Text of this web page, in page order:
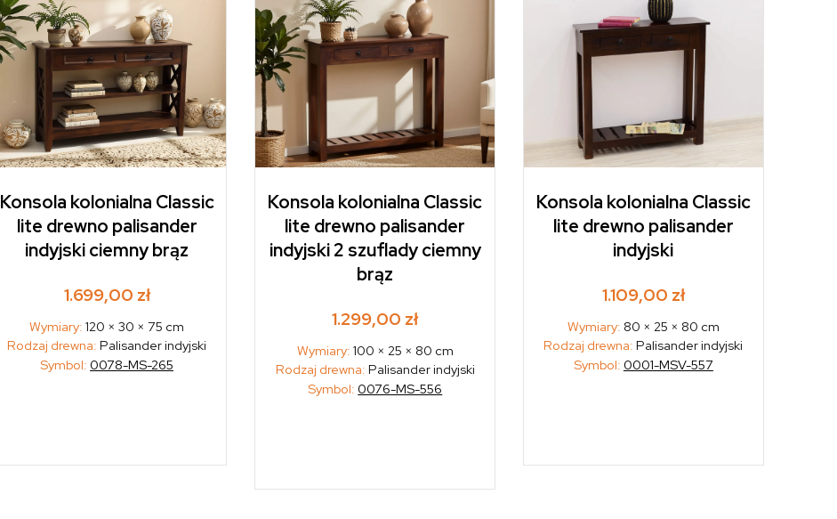
Konsola kolonialna Classic
lite drewno palisander
indyjski ciemny brąz
1.699,00 zł
Wymiary:120 × 30 × 75 cm
Rodzaj drewna: Palisander indyjski
Symbol: 0078-MS-265
Konsola kolonialna Classic
lite drewno palisander
indyjski 2 szuflady ciemny
brąz
1.299,00 zł
Wymiary: 100 × 25 × 80 cm
Rodzaj drewna: Palisander indyjski
Symbol: 0076-MS-556
Konsola kolonialna Classic
lite drewno palisander
indyjski
1.109,00 zł
Wymiary: 80 × 25 × 80 cm
Rodzaj drewna: Palisander indyjski
Symbol: 0001-MSV-557